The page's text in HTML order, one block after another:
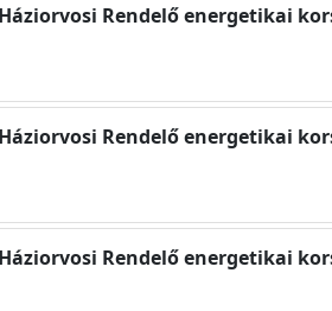
Rendelő energetikai
Rendelő energetikai
Rendelő energetikai